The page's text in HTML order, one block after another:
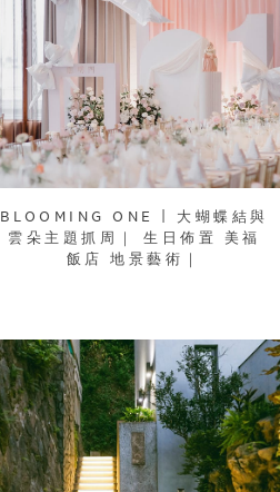
BLOOMING ONE | 大蝴蝶結與
雲朵主題抓周｜ 生日佈置 美福
飯店 地景藝術｜